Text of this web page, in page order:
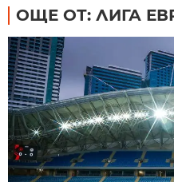
ОЩЕ ОТ: ЛИГА